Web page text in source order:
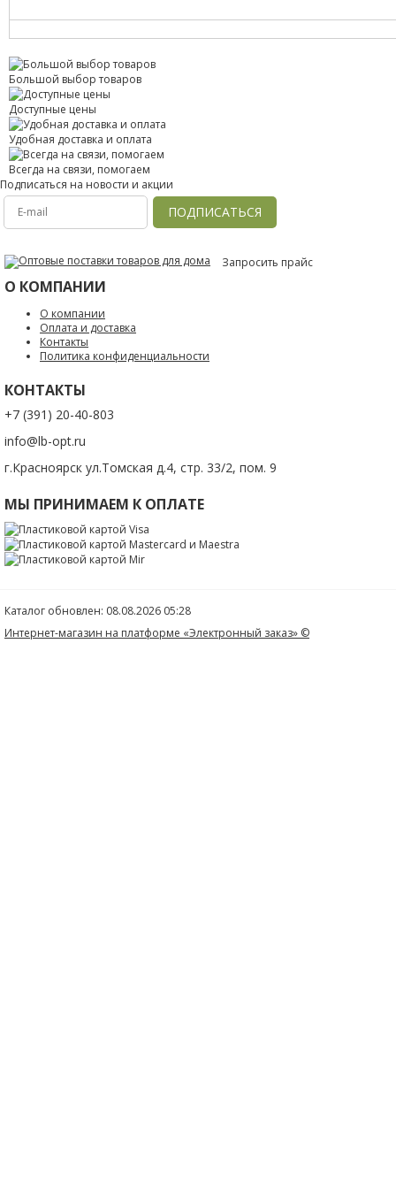
Большой выбор товаров
Доступные цены
Удобная доставка и оплата
Всегда на связи, помогаем
Подписаться на новости и акции
ПОДПИСАТЬСЯ
Запросить прайс
О КОМПАНИИ
О компании
Оплата и доставка
Контакты
Политика конфиденциальности
КОНТАКТЫ
+7 (391) 20-40-803
info@lb-opt.ru
г.Красноярск ул.Томская д.4, стр. 33/2, пом. 9
МЫ ПРИНИМАЕМ К ОПЛАТЕ
Каталог обновлен: 08.08.2026 05:28
Интернет-магазин на платформе «Электронный заказ» ©